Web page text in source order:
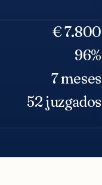
€ 7.800
96%
7 meses
52 juzgados